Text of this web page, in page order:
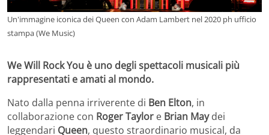
Un'immagine iconica dei Queen con Adam Lambert nel 2020 ph ufficio
stampa (We Music)
We Will Rock You è uno degli spettacoli musicali più
rappresentati e amati al mondo.
Nato dalla penna irriverente di Ben Elton, in
collaborazione con Roger Taylor e Brian Maydei
leggendari Queen, questo straordinario musical, da